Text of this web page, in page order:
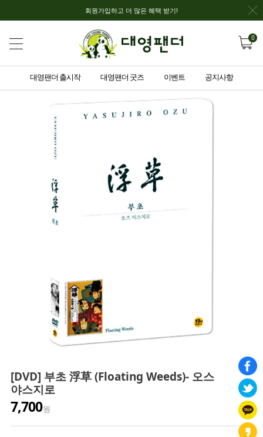
회원가입하고 더 많은 혜택 받기!
0
대영팬더 출시작 대영팬더 굿즈 이벤트 공지사항
[DVD] 부초 浮草 (Floating Weeds)- 오스
야스지로
7,700원